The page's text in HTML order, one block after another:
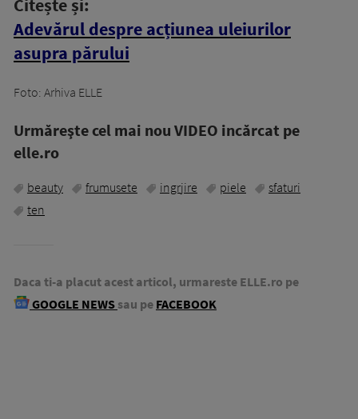
Citește și:
Adevărul despre acțiunea uleiurilor
asupra părului
Foto: Arhiva ELLE
Urmăreşte cel mai nou VIDEO incărcat pe
elle.ro
beauty frumusete ingrjire piele
sfaturi
ten
Daca ti-a placut acest articol, urmareste ELLE.ro pe
GOOGLE NEWS sau pe FACEBOOK